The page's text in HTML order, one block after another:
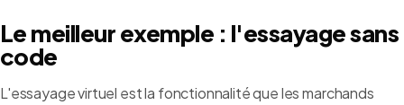
Le meilleur exemple : l'essayage sans
code
L'essayage virtuel est la fonctionnalité que les marchands